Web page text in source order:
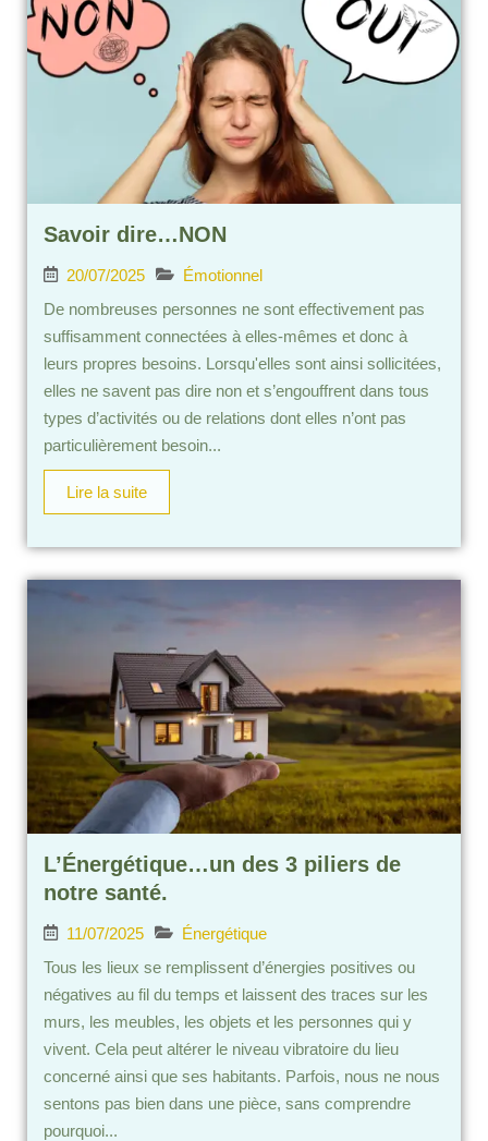
Savoir dire…NON
20/07/2025
Émotionnel
De nombreuses personnes ne sont effectivement pas
suffisamment connectées à elles-mêmes et donc à
leurs propres besoins. Lorsqu'elles sont ainsi sollicitées,
elles ne savent pas dire non et s’engouffrent dans tous
types d’activités ou de relations dont elles n’ont pas
particulièrement besoin...
Lire la suite
L’Énergétique…un des 3 piliers de
notre santé.
11/07/2025
Énergétique
Tous les lieux se remplissent d’énergies positives ou
négatives au fil du temps et laissent des traces sur les
murs, les meubles, les objets et les personnes qui y
vivent. Cela peut altérer le niveau vibratoire du lieu
concerné ainsi que ses habitants. Parfois, nous ne nous
sentons pas bien dans une pièce, sans comprendre
pourquoi...